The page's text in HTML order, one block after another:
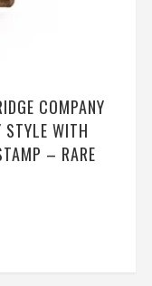
COMPANY
STYLE WITH
– RARE